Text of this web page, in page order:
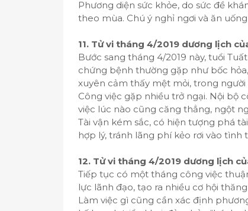
Phương diện sức khỏe, do sức đề
theo mùa. Chú ý nghỉ ngơi và ăn
11. Tử vi tháng 4/2019 dương lịch
Bước sang tháng 4/2019 này, tuổi
chứng bệnh thường gặp như bốc
xuyên cảm thấy mệt mỏi, trong người
Công việc gặp nhiều trở ngại. Nội bộ
việc lúc nào cũng căng thẳng, ngột
Tài vận kém sắc, có hiện tượng phá
hợp lý, tránh lãng phí kẻo rơi vào tình
12. Tử vi tháng 4/2019 dương lịch
Tiếp tục có một tháng công việc
lực lãnh đạo, tạo ra nhiều cơ hội
Làm việc gì cũng cần xác định